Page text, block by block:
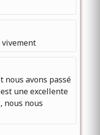
nous avons passé
une excellente
nous nous